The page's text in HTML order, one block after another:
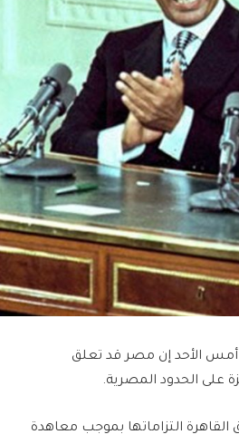
الأحد إن مصر قد تعلق
على الحدود المصرية.
التزاماتها بموجب معاهدة